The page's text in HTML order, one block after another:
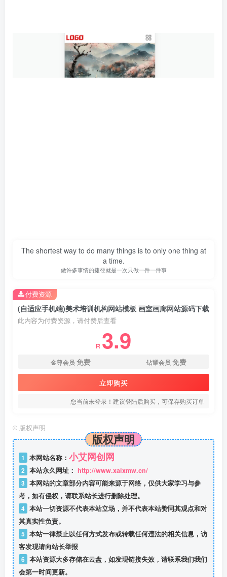
The shortest way to do many things is to only one thing at
a time.
做许多事情的捷径就是一次只做一件一件事
(自适应手机端)美术培训机构网站模板 画室画廊网站源码下载
此内容为付费资源，请付费后查看
R 3.9
金尊会员 免费 钻耀会员 免费
立即购买
您当前未登录！建议登陆后购买，可保存购买订单
付费资源
© 版权声明
版权声明
1 本网站名称： 小艾网创网
2 本站永久网址： http://www.xaixmw.cn/
3 本网站的文章部分内容可能来源于网络，仅供大家学习与参
考，如有侵权，请联系站长进行删除处理。
4 本站一切资源不代表本站立场，并不代表本站赞同其观点和对
其真实性负责。
5 本站一律禁止以任何方式发布或转载任何违法的相关信息，访
客发现请向站长举报
6 本站资源大多存储在云盘，如发现链接失效，请联系我们我们
会第一时间更新。